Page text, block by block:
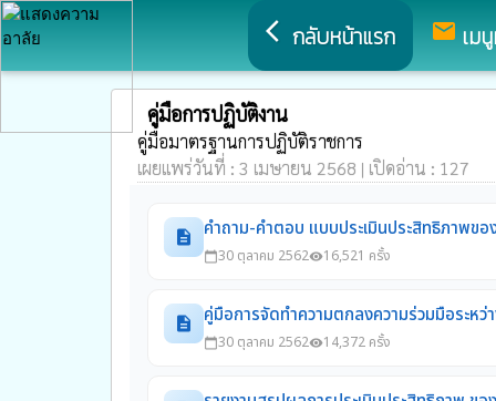
arrow_back_ios กลับหน้าแรก mail เม
คู่มือการปฏิบัติงาน
คู่มือมาตรฐานการปฏิบัติราชการ
เผยแพร่วันที่ : 3 เมษายน 2568 | เปิดอ่าน : 127